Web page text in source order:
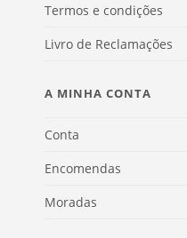
Termos e condições
Livro de Reclamações
A MINHA CONTA
Conta
Encomendas
Moradas